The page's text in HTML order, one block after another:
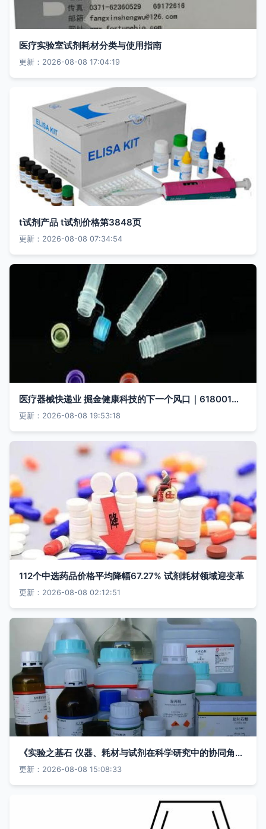
医疗实验室试剂耗材分类与使用指南
更新：2026-08-08 17:04:19
t试剂产品 t试剂价格第3848页
更新：2026-08-08 07:34:54
医疗器械快递业 掘金健康科技的下一个风口｜618001揭密精准场景结构转变
更新：2026-08-08 19:53:18
112个中选药品价格平均降幅67.27% 试剂耗材领域迎变革
更新：2026-08-08 02:12:51
《实验之基石 仪器、耗材与试剂在科学研究中的协同角色》
更新：2026-08-08 15:08:33